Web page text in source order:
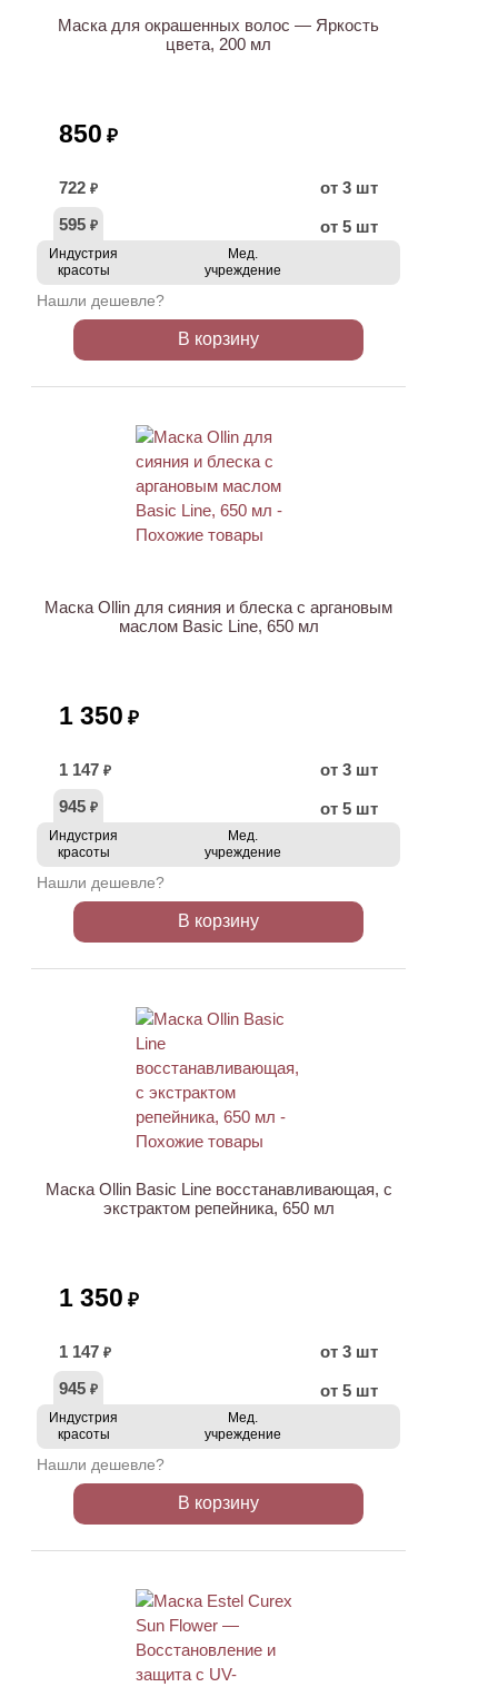
Маска для окрашенных волос — Яркость
цвета, 200 мл
850 ₽
722 ₽
от 3 шт
595 ₽ от 5 шт
Индустрия
красоты
Мед.
учреждение
Нашли дешевле?
В корзину
Маска Ollin для сияния и блеска с аргановым
маслом Basic Line, 650 мл
1 350 ₽
1 147 ₽
от 3 шт
945 ₽ от 5 шт
Индустрия
красоты
Мед.
учреждение
Нашли дешевле?
В корзину
Маска Ollin Basic Line восстанавливающая, с
экстрактом репейника, 650 мл
1 350 ₽
1 147 ₽
от 3 шт
945 ₽ от 5 шт
Индустрия
красоты
Мед.
учреждение
Нашли дешевле?
В корзину